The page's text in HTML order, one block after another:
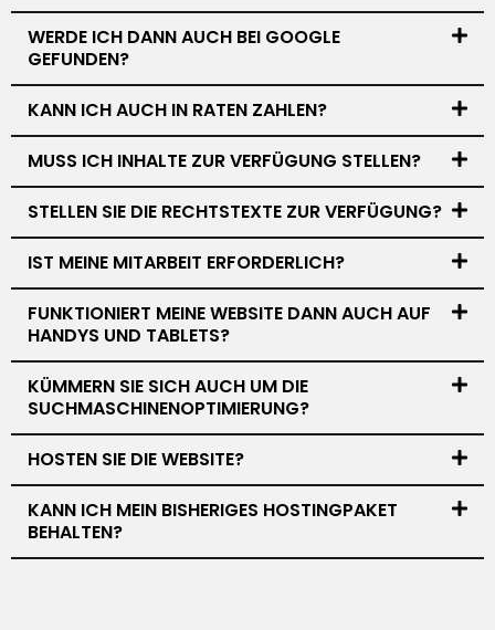
WERDE ICH DANN AUCH BEI GOOGLE
GEFUNDEN?
KANN ICH AUCH IN RATEN ZAHLEN?
MUSS ICH INHALTE ZUR VERFÜGUNG STELLEN?
STELLEN SIE DIE RECHTSTEXTE ZUR VERFÜGUNG?
IST MEINE MITARBEIT ERFORDERLICH?
FUNKTIONIERT MEINE WEBSITE DANN AUCH AUF
HANDYS UND TABLETS?
KÜMMERN SIE SICH AUCH UM DIE
SUCHMASCHINENOPTIMIERUNG?
HOSTEN SIE DIE WEBSITE?
KANN ICH MEIN BISHERIGES HOSTINGPAKET
BEHALTEN?